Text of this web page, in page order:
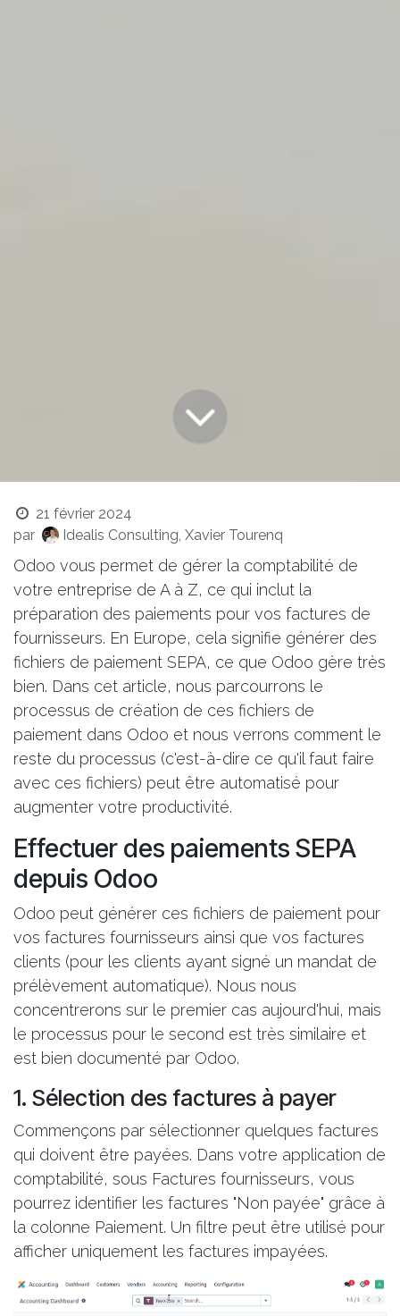
21 février 2024
par
Idealis Consulting, Xavier Tourenq
Odoo vous permet de gérer la comptabilité de
votre entreprise de A à Z, ce qui inclut la
préparation des paiements pour vos factures de
fournisseurs. En Europe, cela signifie générer des
fichiers de paiement SEPA, ce que Odoo gère très
bien. Dans cet article, nous parcourrons le
processus de création de ces fichiers de
paiement dans Odoo et nous verrons comment le
reste du processus (c'est-à-dire ce qu'il faut faire
avec ces fichiers) peut être automatisé pour
augmenter votre productivité.
Effectuer des paiements SEPA
depuis Odoo
Odoo peut générer ces fichiers de paiement pour
vos factures fournisseurs ainsi que vos factures
clients (pour les clients ayant signé un mandat de
prélèvement automatique). Nous nous
concentrerons sur le premier cas aujourd'hui, mais
le processus pour le second est très similaire et
est bien documenté par Odoo.
1. Sélection des factures à payer
Commençons par sélectionner quelques factures
qui doivent être payées. Dans votre application de
comptabilité, sous Factures fournisseurs, vous
pourrez identifier les factures "Non payée" grâce à
la colonne Paiement. Un filtre peut être utilisé pour
afficher uniquement les factures impayées.